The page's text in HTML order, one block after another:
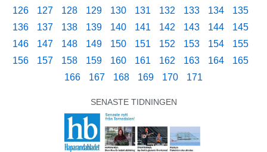
126
127 128 129 130 131 132 133 134
135
136
137 138 139 140 141 142 143 144
145
146
147 148 149 150 151 152 153 154
155
156
157 158 159 160 161 162 163 164
165
166
167 168 169 170 171
SENASTE TIDNINGEN